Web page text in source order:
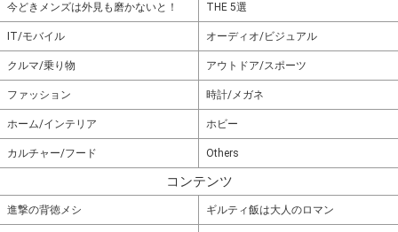
今どきメンズは外見も磨かないと！ THE 5選
IT/モバイル オーディオ/ビジュアル
クルマ/乗り物 アウトドア/スポーツ
ファッション 時計/メガネ
ホーム/インテリア ホビー
カルチャー/フード Others
コンテンツ
進撃の背徳メシ ギルティ飯は大人のロマン